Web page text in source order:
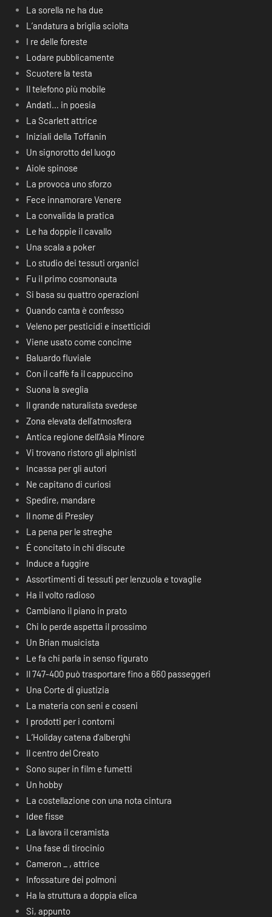
La sorella ne ha due
L’andatura a briglia sciolta
I re delle foreste
Lodare pubblicamente
Scuotere la testa
Il telefono più mobile
Andati… in poesia
La Scarlett attrice
Iniziali della Toffanin
Un signorotto del luogo
Aiole spinose
La provoca uno sforzo
Fece innamorare Venere
La convalida la pratica
Le ha doppie il cavallo
Una scala a poker
Lo studio dei tessuti organici
Fu il primo cosmonauta
Si basa su quattro operazioni
Quando canta è confesso
Veleno per pesticidi e insetticidi
Viene usato come concime
Baluardo fluviale
Con il caffè fa il cappuccino
Suona la sveglia
Il grande naturalista svedese
Zona elevata dell’atmosfera
Antica regione dell’Asia Minore
Vi trovano ristoro gli alpinisti
Incassa per gli autori
Ne capitano di curiosi
Spedire, mandare
Il nome di Presley
La pena per le streghe
É concitato in chi discute
Induce a fuggire
Assortimenti di tessuti per lenzuola e tovaglie
Ha il volto radioso
Cambiano il piano in prato
Chi lo perde aspetta il prossimo
Un Brian musicista
Le fa chi parla in senso figurato
Il 747-400 può trasportare fino a 660 passeggeri
Una Corte di giustizia
La materia con seni e coseni
I prodotti per i contorni
L’Holiday catena d’alberghi
Il centro del Creato
Sono super in film e fumetti
Un hobby
La costellazione con una nota cintura
Idee fisse
La lavora il ceramista
Una fase di tirocinio
Cameron _ , attrice
Infossature dei polmoni
Ha la struttura a doppia elica
Si, appunto